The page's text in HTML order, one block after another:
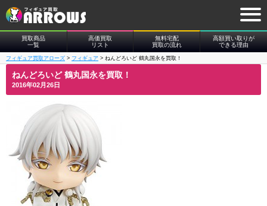
買取商品
一覧
高価買取
リスト
無料宅配
買取の流れ
高額買い取りが
できる理由
フィギュア買取アローズ > フィギュア > ねんどろいど 鶴丸国永を買取！
ねんどろいど 鶴丸国永を買取！
2016年02月26日